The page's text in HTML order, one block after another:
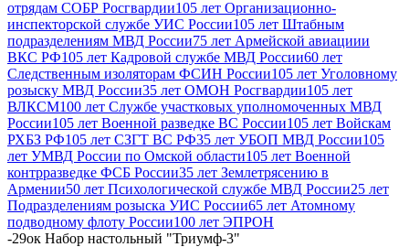
отрядам СОБР Росгвардии105 лет Организационно-
инспекторской службе УИС России105 лет Штабным
подразделениям МВД России75 лет Армейской авиациии
ВКС РФ105 лет Кадровой службе МВД России60 лет
Следственным изоляторам ФСИН России105 лет Уголовному
розыску МВД России35 лет ОМОН Росгвардии105 лет
ВЛКСМ100 лет Службе участковых уполномоченных МВД
России105 лет Военной разведке ВС России105 лет Войскам
РХБЗ РФ105 лет СЗГТ ВС РФ35 лет УБОП МВД России105
лет УМВД России по Омской области105 лет Военной
контрразведке ФСБ России35 лет Землетрясению в
Армении50 лет Психологической службе МВД России25 лет
Подразделениям розыска УИС России65 лет Атомному
подводному флоту России100 лет ЭПРОН
-29ок Набор настольный "Триумф-3"